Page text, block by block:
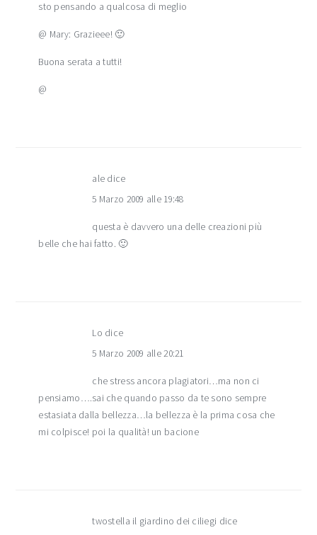
sto pensando a qualcosa di meglio
@ Mary: Grazieee! 🙂
Buona serata a tutti!
@
ale dice
5 Marzo 2009 alle 19:48
questa è davvero una delle creazioni più
belle che hai fatto. 🙂
Lo dice
5 Marzo 2009 alle 20:21
che stress ancora plagiatori…ma non ci
pensiamo….sai che quando passo da te sono sempre
estasiata dalla bellezza…la bellezza è la prima cosa che
mi colpisce! poi la qualità! un bacione
twostella il giardino dei ciliegi dice